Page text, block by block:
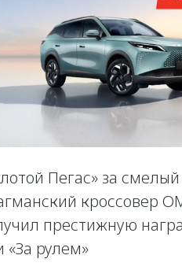
Пегас» за
кроссовер
престижную
«За рулем»